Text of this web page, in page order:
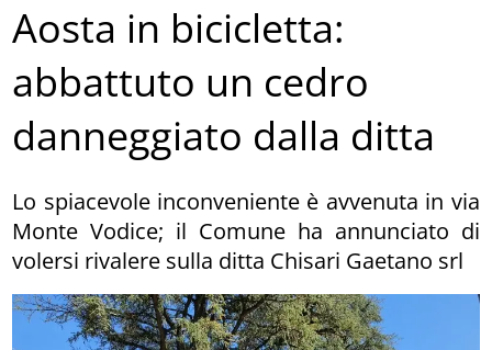
Aosta in bicicletta:
abbattuto un cedro
danneggiato dalla ditta
Lo spiacevole inconveniente è avvenuta in via
Monte Vodice; il Comune ha annunciato di
volersi rivalere sulla ditta Chisari Gaetano srl